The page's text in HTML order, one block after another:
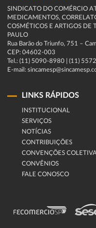
SINDICATO DO COMÉRCIO
MEDICAMENTOS,
COSMÉTICOS E ARTIGOS DE
PAULO
Rua Barão do Triunfo, 751 –
CEP: 04602-003
Tel.: (11) 5090-8980 | (11)
E-mail:
LINKS RÁPIDOS
INSTITUCIONAL
SERVIÇOS
NOTÍCIAS
CONTRIBUIÇÕES
CONVENÇÕES
CONVÊNIOS
FALE CONOSCO